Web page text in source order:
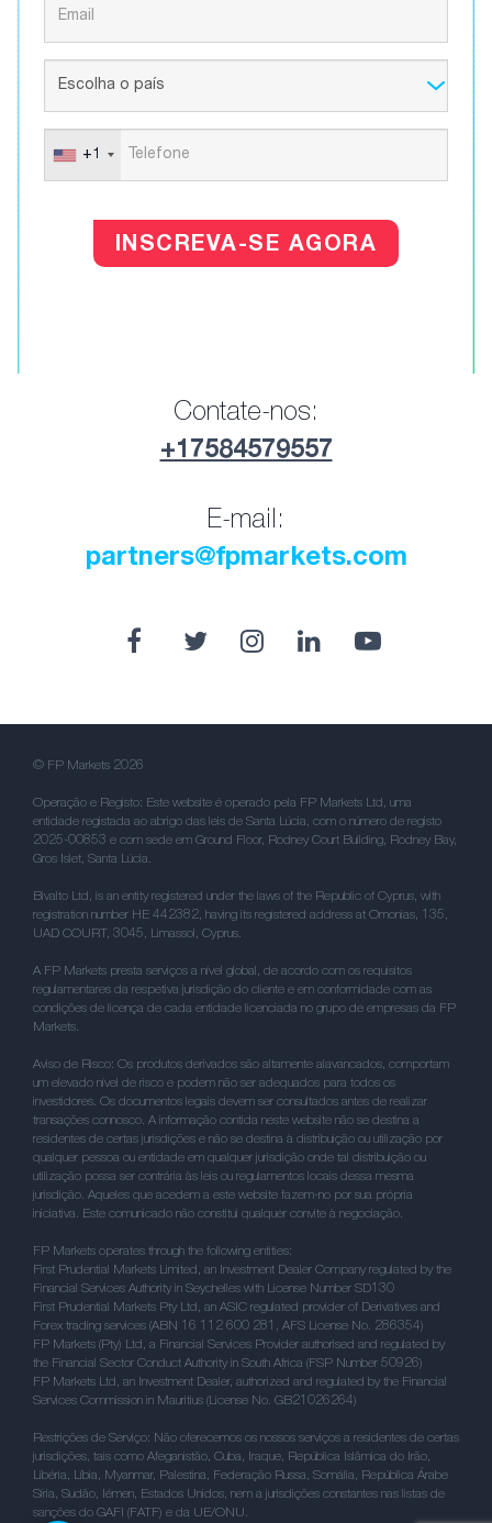
+1
INSCREVA-SE AGORA
Contate-nos:
+17584579557
E-mail:
partners@fpmarkets.com
© FP Markets 2026
Operação e Registo: Este website é operado pela FP Markets Ltd, uma
entidade registada ao abrigo das leis de Santa Lúcia, com o número de registo
2025-00853 e com sede em Ground Floor, Rodney Court Building, Rodney Bay,
Gros Islet, Santa Lúcia.
Bivalto Ltd, is an entity registered under the laws of the Republic of Cyprus, with
registration number HE 442382, having its registered address at Omonias, 135,
UAD COURT, 3045, Limassol, Cyprus.
A FP Markets presta serviços a nível global, de acordo com os requisitos
regulamentares da respetiva jurisdição do cliente e em conformidade com as
condições de licença de cada entidade licenciada no grupo de empresas da FP
Markets.
Aviso de Risco: Os produtos derivados são altamente alavancados, comportam
um elevado nível de risco e podem não ser adequados para todos os
investidores. Os documentos legais devem ser consultados antes de realizar
transações connosco. A informação contida neste website não se destina a
residentes de certas jurisdições e não se destina à distribuição ou utilização por
qualquer pessoa ou entidade em qualquer jurisdição onde tal distribuição ou
utilização possa ser contrária às leis ou regulamentos locais dessa mesma
jurisdição. Aqueles que acedem a este website fazem-no por sua própria
iniciativa. Este comunicado não constitui qualquer convite à negociação.
FP Markets operates through the following entities:
First Prudential Markets Limited, an Investment Dealer Company regulated by the
Financial Services Authority in Seychelles with License Number SD130
First Prudential Markets Pty Ltd, an ASIC regulated provider of Derivatives and
Forex trading services (ABN 16 112 600 281, AFS License No. 286354)
FP Markets (Pty) Ltd, a Financial Services Provider authorised and regulated by
the Financial Sector Conduct Authority in South Africa (FSP Number 50926)
FP Markets Ltd, an Investment Dealer, authorized and regulated by the Financial
Services Commission in Mauritius (License No. GB21026264)
Restrições de Serviço: Não oferecemos os nossos serviços a residentes de certas
jurisdições, tais como Afeganistão, Cuba, Iraque, República Islâmica do Irão,
Libéria, Líbia, Myanmar, Palestina, Federação Russa, Somália, República Árabe
Síria, Sudão, Iémen, Estados Unidos, nem a jurisdições constantes nas listas de
sanções do GAFI (FATF) e da UE/ONU.